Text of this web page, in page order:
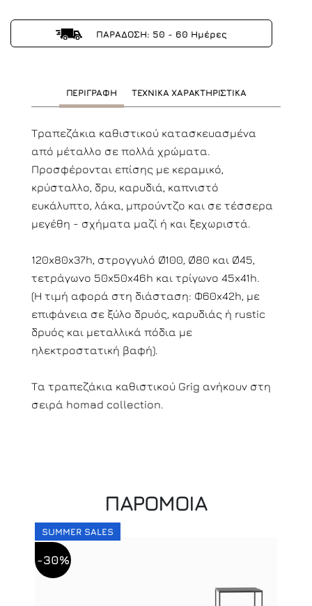
ΠΑΡΑΔΟΣΗ: 50 - 60 Ημέρες
ΠΕΡΙΓΡΑΦΗ ΤΕΧΝΙΚΑ ΧΑΡΑΚΤΗΡΙΣΤΙΚΑ
Τραπεζάκια καθιστικού κατασκευασμένα
από μέταλλο σε πολλά χρώματα.
Προσφέρονται επίσης με κεραμικό,
κρύσταλλο, δρυ, καρυδιά, καπνιστό
ευκάλυπτο, λάκα, μπρούντζο και σε τέσσερα
μεγέθη - σχήματα μαζί ή και ξεχωριστά.
120x80x37h, στρογγυλό Ø100, Ø80 και Ø45,
τετράγωνο 50x50x46h και τρίγωνο 45x41h.
(Η τιμή αφορά στη διάσταση: Φ60x42h, με
επιφάνεια σε ξύλο δρυός, καρυδιάς ή rustic
δρυός και μεταλλικά πόδια με
ηλεκτροστατική βαφή).
Τα τραπεζάκια καθιστικού Grig ανήκουν στη
σειρά homad collection.
ΠΑΡΟΜΟΙΑ
SUMMER SALES
-30%